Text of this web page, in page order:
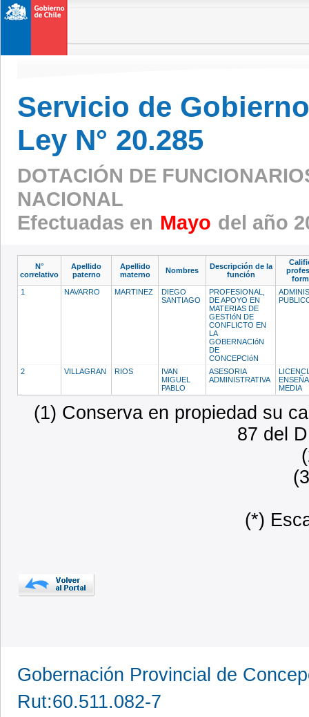
Servicio de
Ley N° 20.285
DOTACIÓN DE
NACIONAL
Efectuadas en Mayo del año
N°
correlativo
Apellido
paterno
Apellido
materno
Nombres
Descripción de la
función
1
NAVARRO MARTINEZ
DIEGO
SANTIAGO
PROFESIONAL,
DE APOYO EN
MATERIAS DE
GESTIóN DE
CONFLICTO EN
LA
GOBERNACIóN
DE
CONCEPCIóN
2 VILLAGRAN RIOS
IVAN
MIGUEL
PABLO
ASESORIA
ADMINISTRATIVA
MEDIA
(1) Conserva en propiedad su
87 del
(*)
Gobernación Provincial de
Rut:60.511.082-7